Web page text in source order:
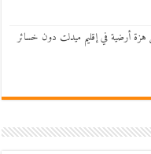
هزة أرضية في إقليم ميدلت دون خسائر